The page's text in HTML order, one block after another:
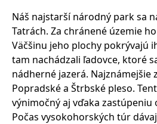
Náš najstarší národný park sa
Tatrách. Za chránené územie
Väčšinu jeho plochy pokrývajú
tam nachádzali ľadovce, ktoré
nádherné jazerá. Najznámejšie
Popradské a Štrbské pleso.
výnimočný aj vďaka zastúpeniu
Počas vysokohorských túr